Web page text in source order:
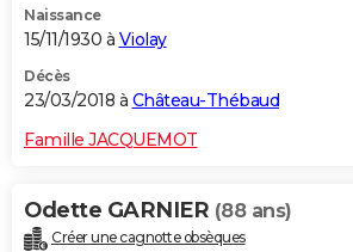
Naissance
15/11/1930 à Violay
Décès
23/03/2018 à Château-Thébaud
Famille JACQUEMOT
Odette GARNIER (88 ans)
Créer une cagnotte obsèques